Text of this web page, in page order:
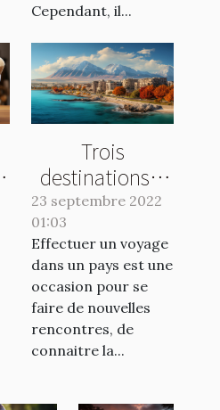
Cependant, il...
Trois
destinations à
visiter
absolument en
2022
23 septembre 2022
01:03
Effectuer un voyage
dans un pays est une
occasion pour se
faire de nouvelles
rencontres, de
connaitre la...